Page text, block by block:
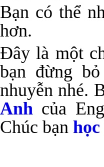
Bạn có thể
hơn.
Đây là một
bạn đừng
nhuyễn nhé.
Anh của
Chúc bạn